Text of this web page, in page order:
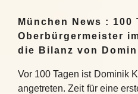
München News : 100
Oberbürgermeister
die Bilanz von
Vor 100 Tagen ist Dominik
angetreten. Zeit für eine